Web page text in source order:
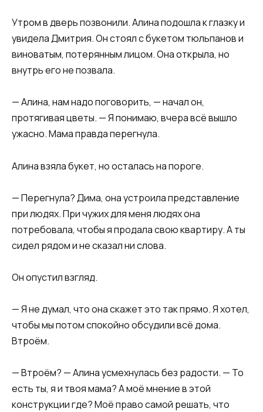
Утром в дверь позвонили. Алина подошла к глазку и
увидела Дмитрия. Он стоял с букетом тюльпанов и
виноватым, потерянным лицом. Она открыла, но
внутрь его не позвала.
— Алина, нам надо поговорить, — начал он,
протягивая цветы. — Я понимаю, вчера всё вышло
ужасно. Мама правда перегнула.
Алина взяла букет, но осталась на пороге.
— Перегнула? Дима, она устроила представление
при людях. При чужих для меня людях она
потребовала, чтобы я продала свою квартиру. А ты
сидел рядом и не сказал ни слова.
Он опустил взгляд.
— Я не думал, что она скажет это так прямо. Я хотел,
чтобы мы потом спокойно обсудили всё дома.
Втроём.
— Втроём? — Алина усмехнулась без радости. — То
есть ты, я и твоя мама? А моё мнение в этой
конструкции где? Моё право самой решать, что